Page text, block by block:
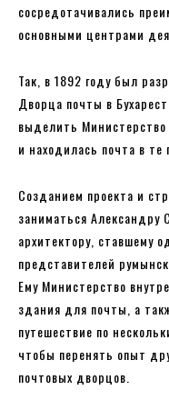
сосредотачивались
основными центрами
Так, в 1892 году был
Дворца почты в
выделить Министерство
и находилась почта в те
Созданием проекта и
заниматься Александру
архитектору, ставшему
представителей
Ему Министерство
здания для почты, а
путешествие по
чтобы перенять опыт
почтовых дворцов.